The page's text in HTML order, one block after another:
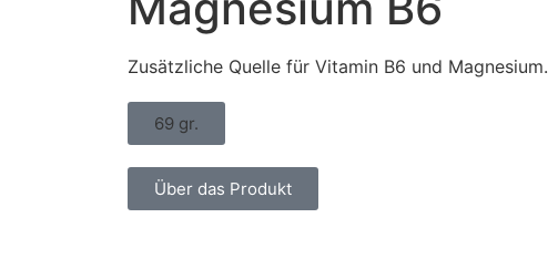
Zusätzliche Quelle für Vitamin B6 und Magnesium.
69 gr.
Über das Produkt